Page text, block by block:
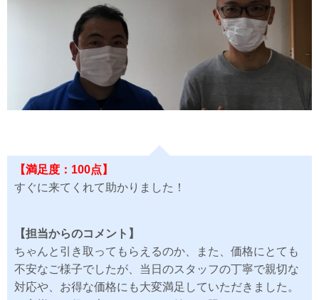
【満足度：100点】
すぐに来てくれて助かりました！
【担当からのコメント】
ちゃんと引き取ってもらえるのか、また、価格にとても
不安なご様子でしたが、当日のスタッフの丁寧で親切な
対応や、お得な価格にも大変満足していただきました。